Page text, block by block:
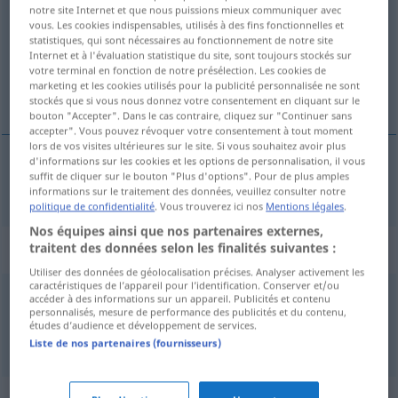
Vue d'ensemble de toutes les traductions
(Pour plus d'informations, cliquez sur/touchez la traduction)
beschneiden
beschneiden podar AGR
Exemples d'usage pour "podar"
tijeras de podar
Baum-,Heckenscheref
notre site Internet et que nous puissions mieux communiquer avec
vous. Les cookies indispensables, utilisés à des fins fonctionnelles et
statistiques, qui sont nécessaires au fonctionnement de notre site
Internet et à l'évaluation statistique du site, sont toujours stockés sur
votre terminal en fonction de notre présélection. Les cookies de
marketing et les cookies utilisés pour la publicité personnalisée ne sont
stockés que si vous nous donnez votre consentement en cliquant sur le
bouton "Accepter". Dans le cas contraire, cliquez sur "Continuer sans
accepter". Vous pouvez révoquer votre consentement à tout moment
lors de vos visites ultérieures sur le site. Si vous souhaitez avoir plus
d'informations sur les cookies et les options de personnalisation, il vous
suffit de cliquer sur le bouton "Plus d'options". Pour de plus amples
informations sur le traitement des données, veuillez consulter notre
politique de confidentialité. Vous trouverez ici nos Mentions légales.
Nos équipes ainsi que nos partenaires externes,
traitent des données selon les finalités suivantes :
Utiliser des données de géolocalisation précises. Analyser activement les
caractéristiques de l’appareil pour l’identification. Conserver et/ou
accéder à des informations sur un appareil. Publicités et contenu
personnalisés, mesure de performance des publicités et du contenu,
études d’audience et développement de services.
Liste de nos partenaires (fournisseurs)